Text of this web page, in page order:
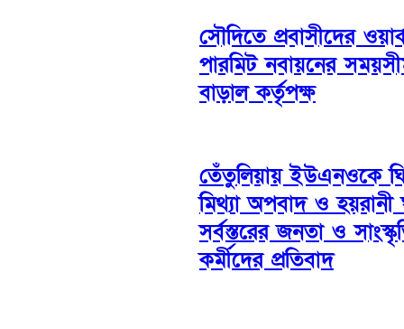
সৌদিতে প্রবাসীদের
পারমিট নবায়নের
বাড়াল কর্তৃপক্ষ
তেঁতুলিয়ায় ইউএনওকে
মিথ্যা অপবাদ ও হয়রানী
সর্বস্তরের জনতা ও
কর্মীদের প্রতিবাদ